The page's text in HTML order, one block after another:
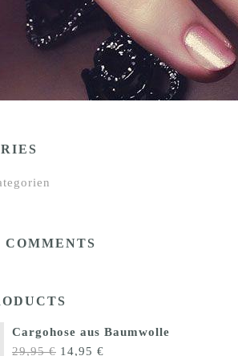
COMMENTS
Cargohose aus Baumwolle
29,95€ Ursprünglicher
14,95 €